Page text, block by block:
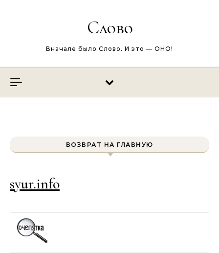
Слово
Вначале было Слово. И это — ОНО!
ВОЗВРАТ НА ГЛАВНУЮ
syur.info